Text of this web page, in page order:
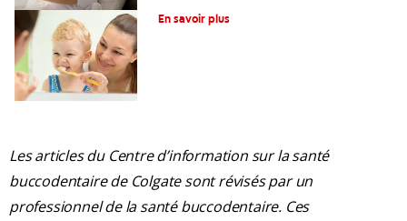
En savoir plus
Les articles du Centre d’information sur la santé
buccodentaire de Colgate sont révisés par un
professionnel de la santé buccodentaire. Ces